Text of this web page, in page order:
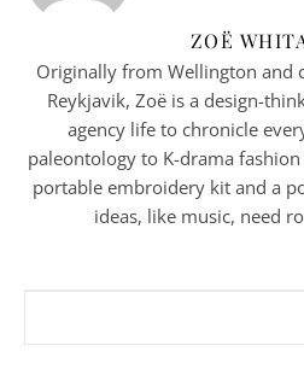
ZOË
Originally from Wellington and
Reykjavik, Zoë is a design-
agency life to chronicle
paleontology to K-drama
portable embroidery kit and a
ideas, like music, need